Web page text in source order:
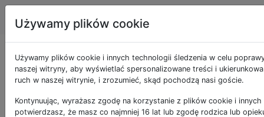
Apple Tagi
nie można uruchomić
DDD na Macu
Używamy plików cookie
Używamy plików cookie i innych technologii śledzenia w celu
naszej witryny, aby wyświetlać spersonalizowane treści i
ruch w naszej witrynie, i zrozumieć, skąd pochodzą nasi goście.
Kontynuując, wyrażasz zgodę na korzystanie z plików cookie i
potwierdzasz, że masz co najmniej 16 lat lub zgodę rodzica lub